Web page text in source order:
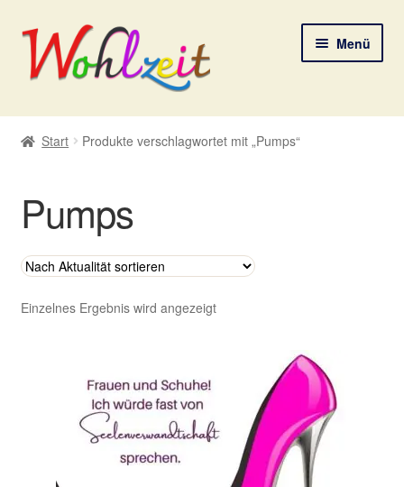
Zur
Navigation
springen
Zum
Inhalt
springen
Menü
Start
Datenschutzerklärung
Deine Auswahl
Digitale Lebenspostkarten
Gutscheine und Aktionen
Impressum
Start Produkte verschlagwortet mit „Pumps“
Pumps
Einzelnes Ergebnis wird angezeigt